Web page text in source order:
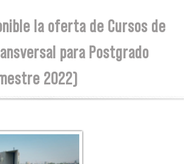
la oferta de Cursos de
para Postgrado
2022)